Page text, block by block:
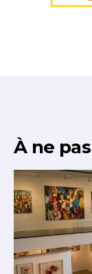
À ne